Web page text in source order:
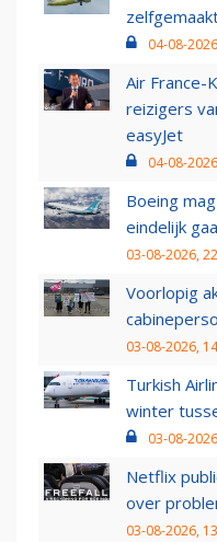
04-08-
Air France-
reizigers
easyJet
04-08-
Boeing
eindelijk
03-08-2026,
Voorlopig
03-08-2026,
Turkish
winter
03-08-
Netflix
over
03-08-2026,